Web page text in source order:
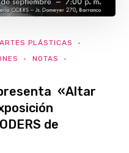
ARTES PLÁSTICAS
NOTAS
«Altar
de